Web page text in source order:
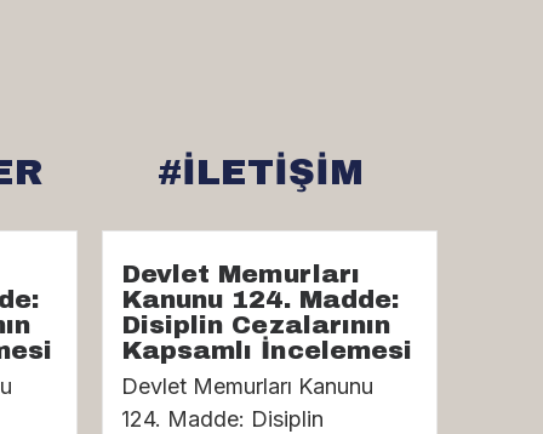
#İLETİŞİM
Devlet Memurları
Kanunu 124. Madde:
Disiplin Cezalarının
Kapsamlı İncelemesi
Devlet Memurları Kanunu
124. Madde: Disiplin